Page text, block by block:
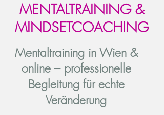
MENTALTRAINING &
MINDSETCOACHING
Mentaltraining in Wien &
online – professionelle
Begleitung für echte
Veränderung